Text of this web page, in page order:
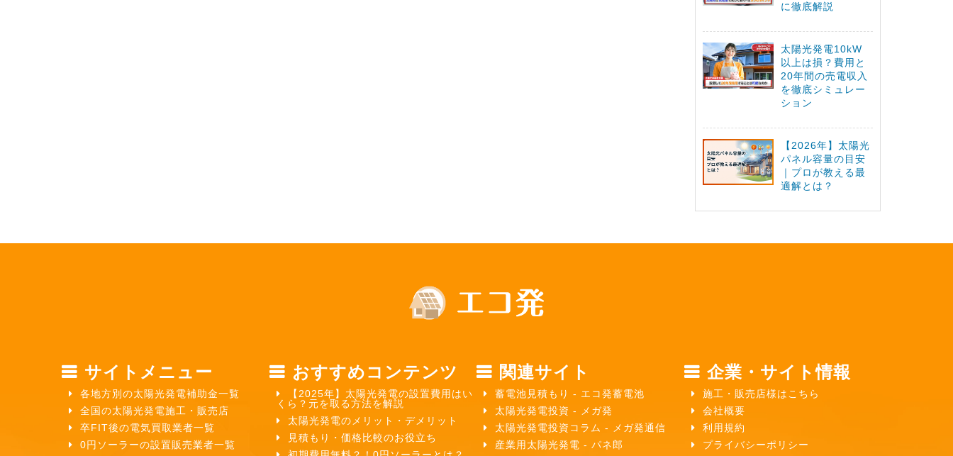
に徹底解説
太陽光発電10kW
以上は損？費用と
20年間の売電収入
を徹底シミュレー
ション
【2026年】太陽光
パネル容量の目安
｜プロが教える最
適解とは？
サイトメニュー
各地方別の太陽光発電補助金一覧
全国の太陽光発電施工・販売店
卒FIT後の電気買取業者一覧
0円ソーラーの設置販売業者一覧
おすすめコンテンツ
【2025年】太陽光発電の設置費用はい
くら？元を取る方法を解説
太陽光発電のメリット・デメリット
見積もり・価格比較のお役立ち
関連サイト
蓄電池見積もり - エコ発蓄電池
太陽光発電投資 - メガ発
太陽光発電投資コラム - メガ発通信
産業用太陽光発電 - パネ郎
企業・サイト情報
施工・販売店様はこちら
会社概要
利用規約
プライバシーポリシー